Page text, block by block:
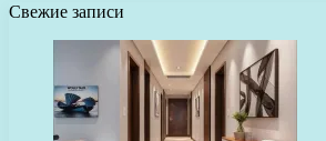
Свежие записи